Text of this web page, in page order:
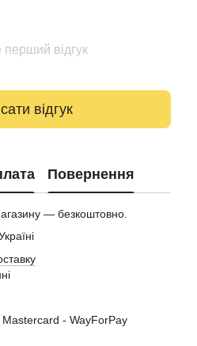
перший відгук
відгук
Повернення
— безкоштовно.
- WayForPay